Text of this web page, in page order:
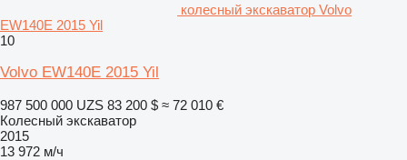
колесный экскаватор Volvo
EW140E 2015 Yil
10
Volvo EW140E 2015 Yil
987 500 000 UZS 83 200 $ ≈ 72 010 €
Колесный экскаватор
2015
13 972 м/ч